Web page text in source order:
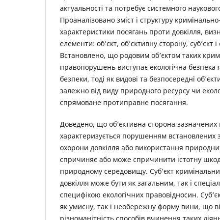
актуальності та потребує системного
Проаналізовано зміст і структуру
характеристики посягань проти довкілля,
елементи: об’єкт, об’єктивну сторону, суб’єкт
Встановлено, що родовим об’єктом таких
правопорушень виступає екологічна безпека
безпеки, тоді як видові та безпосередні
залежно від виду природного ресурсу чи
спрямоване протиправне посягання.
Доведено, що об’єктивна сторона
характеризується порушенням встановлених
охорони довкілля або використання
спричиняє або може спричинити істотну
природному середовищу. Суб’єкт
довкілля може бути як загальним, так і
специфікою екологічних правовідносин.
як умисну, так і необережну форму вини, що